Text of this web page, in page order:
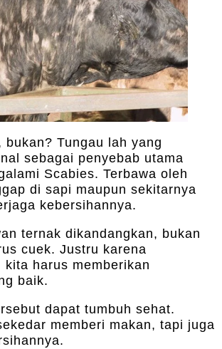
bukan? Tungau lah yang
sebagai penyebab utama
Scabies. Terbawa oleh
di sapi maupun sekitarnya
kebersihannya.
ternak dikandangkan, bukan
cuek. Justru karena
kita harus memberikan
baik.
dapat tumbuh sehat.
memberi makan, tapi juga